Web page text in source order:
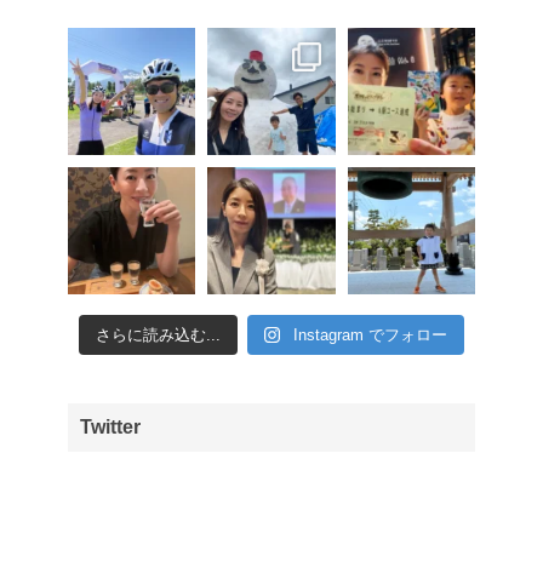
さらに読み込む... Instagram でフォロー
Twitter